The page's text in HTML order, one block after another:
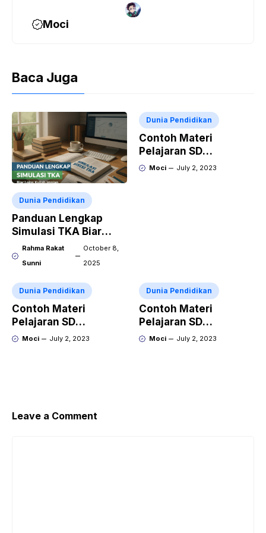
Moci
Baca Juga
Dunia Pendidikan
Panduan Lengkap
Simulasi TKA Biar
Lolos Kuliah Impian
Rahma Rakat
Sunni
October 8,
2025
Dunia Pendidikan
Contoh Materi
Pelajaran SD
Membaca dan Menulis
Moci July 2, 2023
Dunia Pendidikan
Contoh Materi
Pelajaran SD
Penjumlahan dan
Moci July 2, 2023
Dunia Pendidikan
Contoh Materi
Pelajaran SD
Mengenal Angka dan
Moci July 2, 2023
Leave a Comment